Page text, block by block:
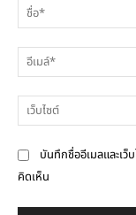
คิด
เห็น
บันทึกชื่ออีเมลและเว็
คิดเห็น